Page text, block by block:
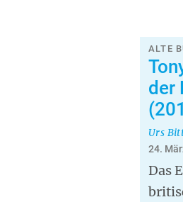
ALTE
der
Urs
24.
Das